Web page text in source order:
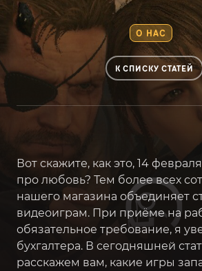
О НАС
К СПИСКУ СТАТЕЙ
Вот скажите, как это, 14
про любовь? Тем более всех
нашего магазина объединяет
видеоиграм. При приёме на
обязательное требование, я
бухгалтера. В сегодняшней
расскажем вам, какие игры